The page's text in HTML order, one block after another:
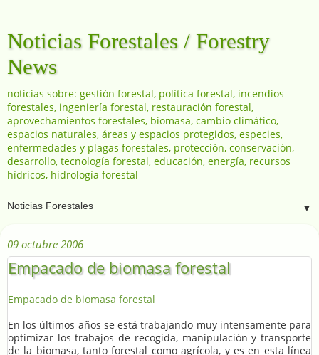
Noticias Forestales / Forestry
News
noticias sobre: gestión forestal, política forestal, incendios
forestales, ingeniería forestal, restauración forestal,
aprovechamientos forestales, biomasa, cambio climático,
espacios naturales, áreas y espacios protegidos, especies,
enfermedades y plagas forestales, protección, conservación,
desarrollo, tecnología forestal, educación, energía, recursos
hídricos, hidrología forestal
▼
09 octubre 2006
Empacado de biomasa forestal
Empacado de biomasa forestal
En los últimos años se está trabajando muy intensamente para
optimizar los trabajos de recogida, manipulación y transporte
de la biomasa, tanto forestal como agrícola, y es en esta línea